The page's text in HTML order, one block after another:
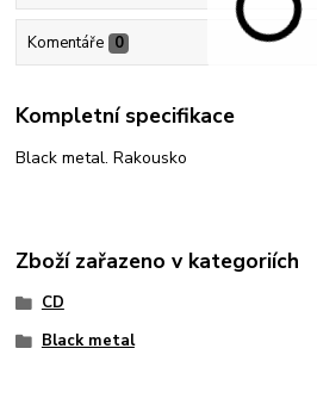
Komentáře 0
Kompletní specifikace
Black metal. Rakousko
Zboží zařazeno v kategoriích
CD
Black metal